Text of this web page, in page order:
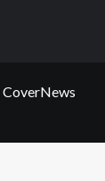
CoverNews